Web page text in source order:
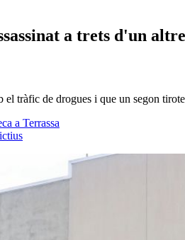
a trets d'un
tràfic de drogues i que un segon
a Terrassa